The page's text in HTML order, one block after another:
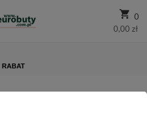
0
0,00 zł
RABAT